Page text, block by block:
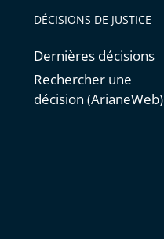
DÉCISIONS DE JUSTICE
Dernières décisions
Rechercher une
décision (ArianeWeb)